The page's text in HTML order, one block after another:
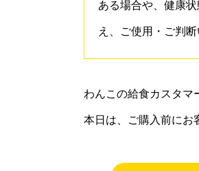
ある場合や、健康
え、ご使用・ご判
わんこの給食カスタマ
本日は、ご購入前にお